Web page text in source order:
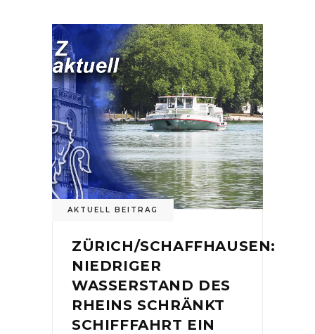
AKTUELL BEITRAG
ZÜRICH/SCHAFFHAUSEN:
NIEDRIGER
WASSERSTAND DES
RHEINS SCHRÄNKT
SCHIFFFAHRT EIN